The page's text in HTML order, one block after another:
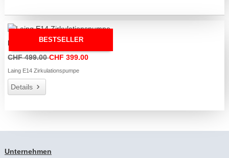
BESTSELLER
Laing E14 Zirkulationspumpe
CHF 499.00CHF 399.00
Laing E14 Zirkulationspumpe
Details
Unternehmen